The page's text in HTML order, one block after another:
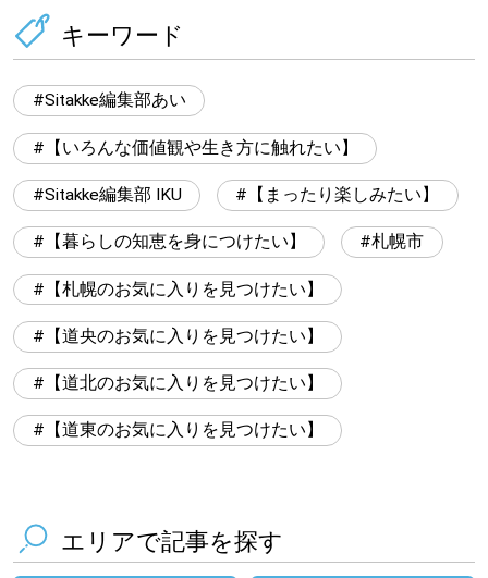
キーワード
Sitakke編集部あい
【いろんな価値観や生き方に触れたい】
Sitakke編集部 IKU 【まったり楽しみたい】
【暮らしの知恵を身につけたい】 札幌市
【札幌のお気に入りを見つけたい】
【道央のお気に入りを見つけたい】
【道北のお気に入りを見つけたい】
【道東のお気に入りを見つけたい】
エリアで記事を探す